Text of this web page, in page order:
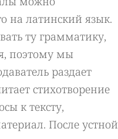
на латинский язык.
ту грамматику,
поэтому мы
раздает
стихотворение
к тексту,
После устной